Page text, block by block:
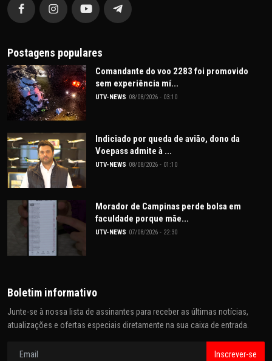
Postagens populares
Comandante do voo 2283 foi promovido
sem experiência mí...
UTV-NEWS 08/08/2026 - 03:10
Indiciado por queda de avião, dono da
Voepass admite à ...
UTV-NEWS 08/08/2026 - 01:10
Morador de Campinas perde bolsa em
faculdade porque mãe...
UTV-NEWS 07/08/2026 - 22:30
Boletim informativo
Junte-se à nossa lista de assinantes para receber as últimas notícias,
atualizações e ofertas especiais diretamente na sua caixa de entrada.
Inscrever-se